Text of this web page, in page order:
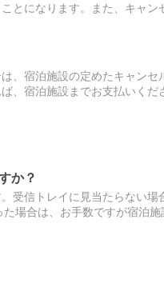
とになります。また、キャン
、宿泊施設の定めたキャンセ
、宿泊施設までお支払いくだ
か？
受信トレイに見当たらない場
場合は、お手数ですが宿泊